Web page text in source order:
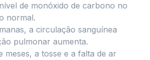
de monóxido de carbono no
normal.
a circulação sanguínea
pulmonar aumenta.
meses, a tosse e a falta de ar